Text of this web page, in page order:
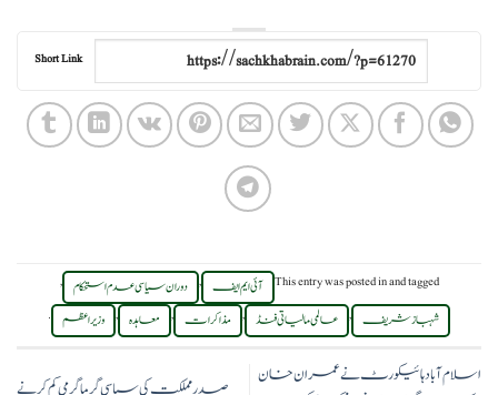
Short Link
This entry was posted inand tagged آئی ایم ایف , دوران سیاسی عدم استحکام ,
شہباز شریف , عالمی مالیاتی فنڈ , مذاکرات , معاہدہ , وزیراعظم .
اسلام آباد ہائیکورٹ نے عمران خان
صدر مملکت کی سیاسی گرما گرمی کم کرنے